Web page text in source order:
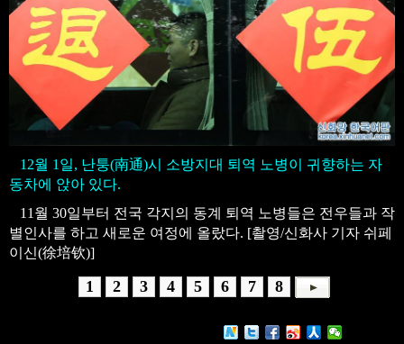
12월 1일, 난퉁(南通)시 소방지대 퇴역 노병이 귀향하는 자
동차에 앉아 있다.
11월 30일부터 전국 각지의 동계 퇴역 노병들은 전우들과 작
별인사를 하고 새로운 여정에 올랐다. [촬영/신화사 기자 쉬페
이신(徐培钦)]
1 2 3 4 5 6 7 8